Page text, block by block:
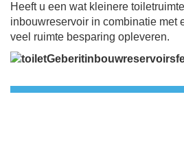
Heeft u een wat kleinere
inbouwreservoir in combinatie met
veel ruimte besparing opleveren.